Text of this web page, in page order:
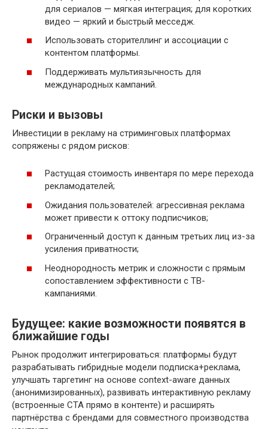
для сериалов — мягкая интеграция; для коротких
видео — яркий и быстрый месседж.
Использовать сторителлинг и ассоциации с
контентом платформы.
Поддерживать мультиязычность для
международных кампаний.
Риски и вызовы
Инвестиции в рекламу на стриминговых платформах
сопряжены с рядом рисков:
Растущая стоимость инвентаря по мере перехода
рекламодателей;
Ожидания пользователей: агрессивная реклама
может привести к оттоку подписчиков;
Ограниченный доступ к данным третьих лиц из-за
усиления приватности;
Неоднородность метрик и сложности с прямым
сопоставлением эффективности с ТВ-
кампаниями.
Будущее: какие возможности появятся в
ближайшие годы
Рынок продолжит интегрироваться: платформы будут
разрабатывать гибридные модели подписка+реклама,
улучшать таргетинг на основе context-aware данных
(анонимизированных), развивать интерактивную рекламу
(встроенные CTA прямо в контенте) и расширять
партнёрства с брендами для совместного производства